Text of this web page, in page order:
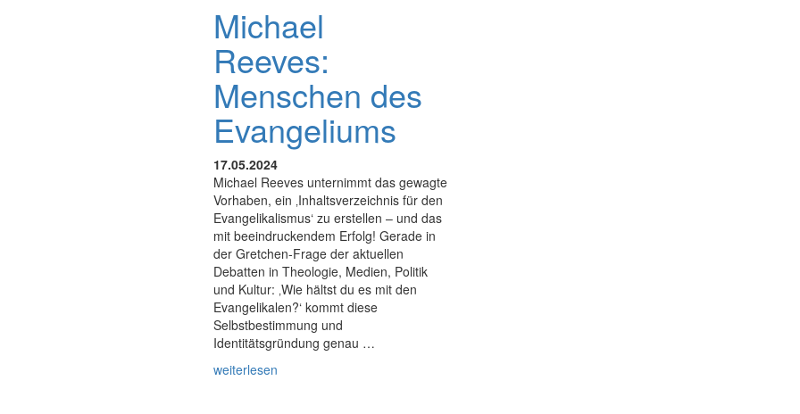
Michael
Reeves:
Menschen des
Evangeliums
17.05.2024
Michael Reeves unternimmt das gewagte
Vorhaben, ein ‚Inhaltsverzeichnis für den
Evangelikalismus‘ zu erstellen – und das
mit beeindruckendem Erfolg! Gerade in
der Gretchen-Frage der aktuellen
Debatten in Theologie, Medien, Politik
und Kultur: ‚Wie hältst du es mit den
Evangelikalen?‘ kommt diese
Selbstbestimmung und
Identitätsgründung genau …
weiterlesen